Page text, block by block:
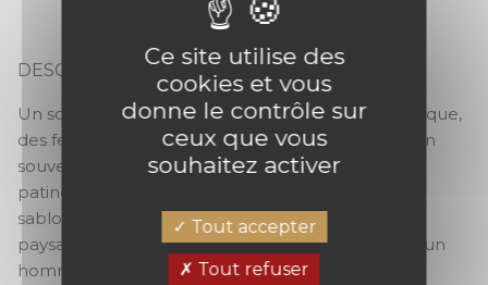
DESCRIPTION
ALMERIA
Un souffle chaud venu du Sud. Dans ce panoramique,
des feuilles patinées par le soleil sont restituées en
souvenir d’un été andalou. Lignes souples, teintes
patinées par le soleil, ombres douces sur un sol
sablonneux… ALMERIA capture l’essence d’un
paysage aride, un décor à la fois brut et apaisant, un
hommage à la beauté organique des matières
Ce site utilise des
cookies et vous
donne le contrôle sur
ceux que vous
souhaitez activer
Tout accepter
Tout refuser